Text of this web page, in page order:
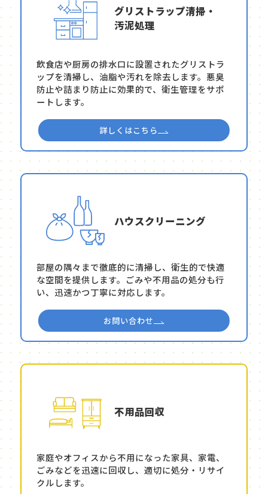
グリストラップ清掃・
汚泥処理
飲食店や厨房の排水口に設置されたグリストラ
ップを清掃し、油脂や汚れを除去します。悪臭
防止や詰まり防止に効果的で、衛生管理をサポ
ートします。
詳しくはこちら
ハウスクリーニング
部屋の隅々まで徹底的に清掃し、衛生的で快適
な空間を提供します。ごみや不用品の処分も行
い、迅速かつ丁寧に対応します。
お問い合わせ
不用品回収
家庭やオフィスから不用になった家具、家電、
ごみなどを迅速に回収し、適切に処分・リサイ
クルします。